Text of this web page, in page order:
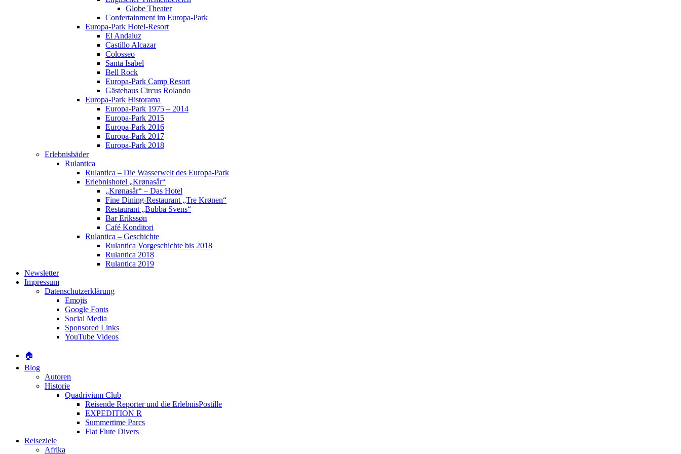
Globe Theater
Confertainment im Europa-Park
Europa-Park Hotel-Resort
El Andaluz
Castillo Alcazar
Colosseo
Santa Isabel
Bell Rock
Europa-Park Camp Resort
Gästehaus Circus Rolando
Europa-Park Historama
Europa-Park 1975 – 2014
Europa-Park 2015
Europa-Park 2016
Europa-Park 2017
Europa-Park 2018
Erlebnisbäder
Rulantica
Rulantica – Die Wasserwelt des Europa-Park
Erlebnishotel „Krønasår“
„Krønasår“ – Das Hotel
Fine Dining-Restaurant „Tre Krønen“
Restaurant „Bubba Svens“
Bar Erikssøn
Café Konditori
Rulantica – Geschichte
Rulantica Vorgeschichte bis 2018
Rulantica 2018
Rulantica 2019
Newsletter
Impressum
Datenschutzerklärung
Emojis
Google Fonts
Social Media
Sponsored Links
YouTube Videos
🏠
Blog
Autoren
Historie
Quadrivium Club
Reisende Reporter und die ErlebnisPostille
EXPEDITION R
Summertime Parcs
Flat Flute Divers
Reiseziele
Afrika